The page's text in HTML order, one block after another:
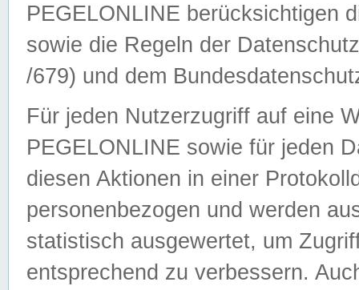
PEGELONLINE berücksichtigen
sowie die Regeln der
/679) und dem
Für jeden Nutzerzugriff auf eine
PEGELONLINE sowie für jeden
diesen Aktionen in einer
personenbezogen und werden
statistisch ausgewertet, um
entsprechend zu verbessern.